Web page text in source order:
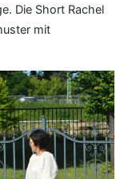
Die Short Rachel
mit